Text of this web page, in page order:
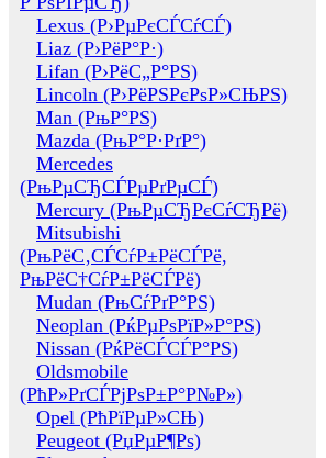
Lexus (Р›РµРєСЃСѓСЃ)
Liaz (Р›РёР°Р·)
Lifan (Р›РёС„Р°РЅ)
Lincoln (Р›РёРЅРєРѕР»СЊРЅ)
Man (РњР°РЅ)
Mazda (РњР°Р·РґР°)
Mercedes
(РњРµСЂСЃРµРґРµСЃ)
Mercury (РњРµСЂРєСѓСЂРё)
Mitsubishi
(РњРёС‚СЃСѓР±РёСЃРё,
РњРёС†СѓР±РёСЃРё)
Mudan (РњСѓРґР°РЅ)
Neoplan (РќРµРѕРїР»Р°РЅ)
Nissan (РќРёСЃСЃР°РЅ)
Oldsmobile
(РћР»РґСЃРјРѕР±Р°Р№Р»)
Opel (РћРїРµР»СЊ)
Peugeot (РџРµР¶Рѕ)